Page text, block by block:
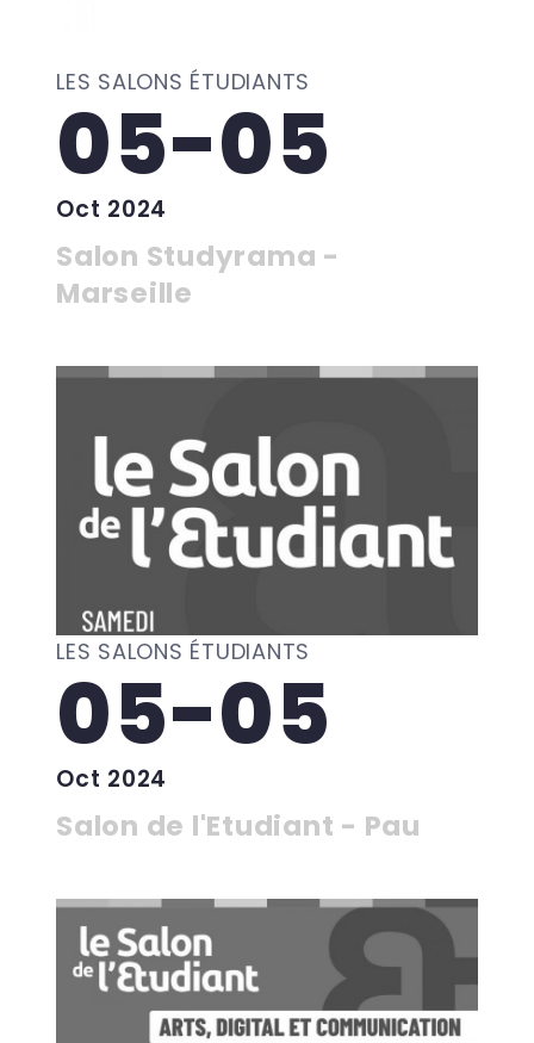
LES SALONS ÉTUDIANTS
05-05
Oct 2024
Salon Studyrama -
Marseille
LES SALONS ÉTUDIANTS
05-05
Oct 2024
Salon de l'Etudiant - Pau